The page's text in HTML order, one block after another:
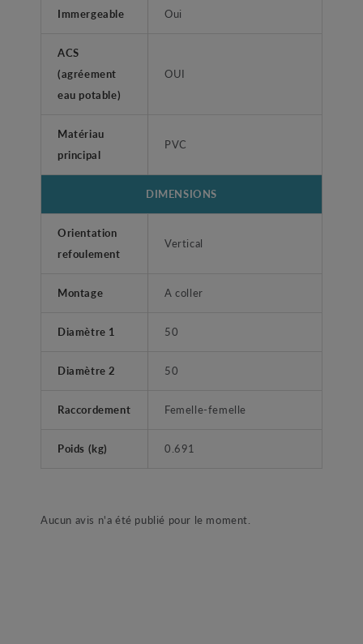
Immergeable Oui
ACS
(agréement
eau potable)
OUI
Matériau
principal
PVC
DIMENSIONS
Orientation
refoulement
Vertical
Montage A coller
Diamètre 1 50
Diamètre 2 50
Raccordement Femelle-femelle
Poids (kg) 0.691
Aucun avis n'a été publié pour le moment.